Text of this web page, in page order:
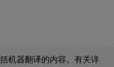
机器翻译的内容。有关详